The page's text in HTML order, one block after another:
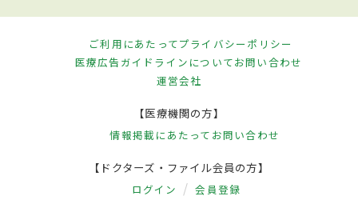
ご利用にあたってプライバシーポリシー
医療広告ガイドラインについてお問い合わせ
運営会社
【医療機関の方】
情報掲載にあたって お問い合わせ
【ドクターズ・ファイル会員の方】
ログイン 会員登録